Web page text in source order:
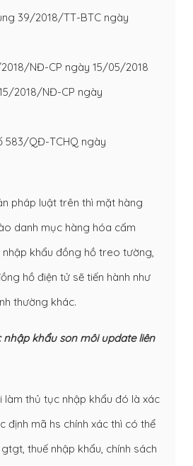
39/2018/TT-BTC ngày
NĐ-CP ngày 15/05/2018
2018/NĐ-CP ngày
583/QĐ-TCHQ ngày
pháp luật trên thì mặt hàng
danh mục hàng hóa cấm
nhập khẩu đồng hồ treo tường,
hồ điện tử sẽ tiến hành như
thường khác.
nhập khẩu son môi update liên
làm thủ tục nhập khẩu đó là xác
định mã hs chính xác thì có thể
thuế nhập khẩu, chính sách